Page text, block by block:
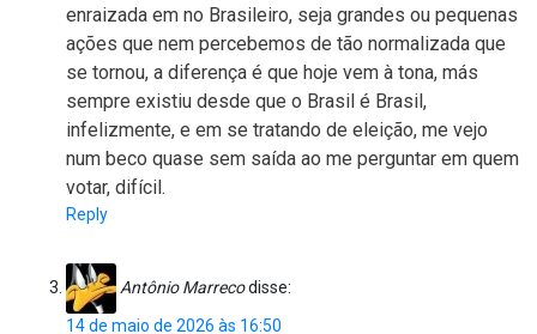
enraizada em no Brasileiro, seja grandes ou pequenas
ações que nem percebemos de tão normalizada que
se tornou, a diferença é que hoje vem à tona, más
sempre existiu desde que o Brasil é Brasil,
infelizmente, e em se tratando de eleição, me vejo
num beco quase sem saída ao me perguntar em quem
votar, difícil.
Reply
Antônio Marrecodisse:
14 de maio de 2026 às 16:50